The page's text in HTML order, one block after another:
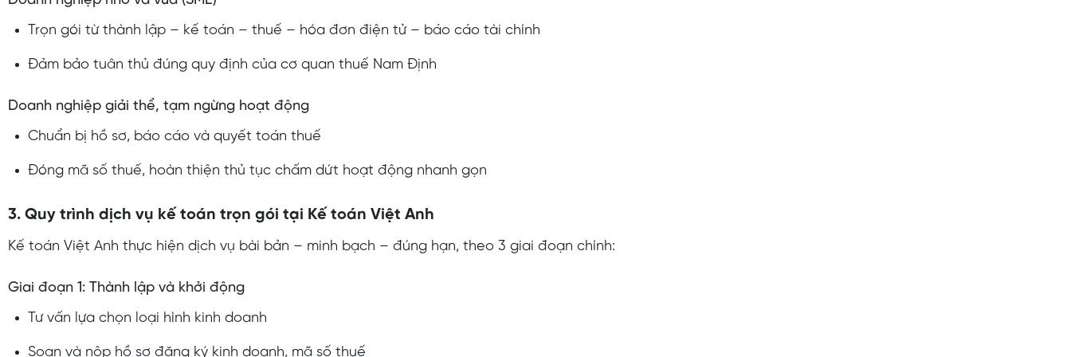
Trọn gói từ thành lập – kế toán – thuế – hóa đơn điện tử – báo cáo tài chính
Đảm bảo tuân thủ đúng quy định của cơ quan thuế Nam Định
Doanh nghiệp giải thể, tạm ngừng hoạt động
Chuẩn bị hồ sơ, báo cáo và quyết toán thuế
Đóng mã số thuế, hoàn thiện thủ tục chấm dứt hoạt động nhanh gọn
3. Quy trình dịch vụ kế toán trọn gói tại Kế toán Việt Anh
Kế toán Việt Anh thực hiện dịch vụ bài bản – minh bạch – đúng hạn, theo 3 giai đoạn chính:
Giai đoạn 1: Thành lập và khởi động
Tư vấn lựa chọn loại hình kinh doanh
Soạn và nộp hồ sơ đăng ký kinh doanh, mã số thuế